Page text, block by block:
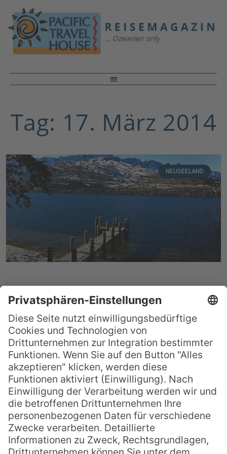
Tag: 17. März 2014
NEUSEELAND
Queenstown für Adrenalin-
Junkies
Neuseeland ist ja eigentlich bekannt für
seine unvergleichlich schöne Natur, seine
Kiwis und seine Schafe. Aber Neuseeland
kann auch ganz anders. In Queenstown,
einem schönen Städtchen auf der
Südinsel wurde quasi der Adrenalin-Kick
geboren. Bungee-Jumping, Skydiving,
Rafting, Jetboat fahren, Canyon-Swing,…